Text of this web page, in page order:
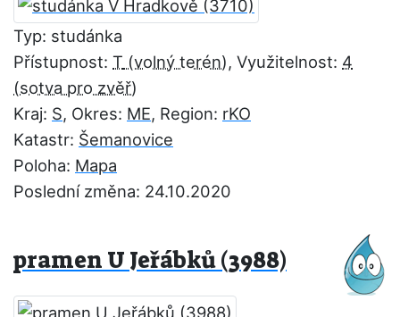
Typ: studánka
Přístupnost: T , Využitelnost: 4
Kraj: S, Okres: ME, Region: rKO
Katastr: Šemanovice
Poloha: Mapa
Poslední změna: 24.10.2020
pramen U Jeřábků (3988)